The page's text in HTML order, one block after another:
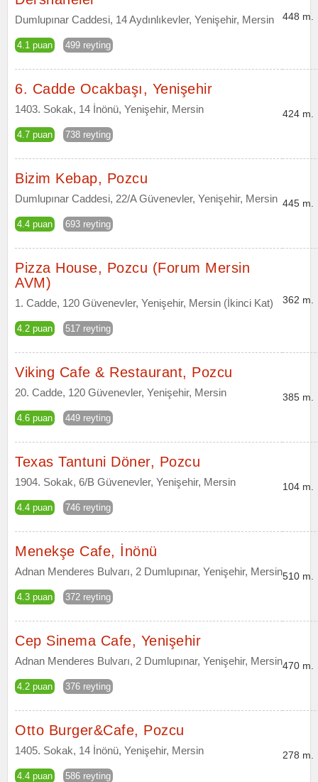
Dumlupınar Caddesi, 14 Aydınlıkevler, Yenişehir, Mersin
4.1 puan 499 reyting
448 m.
6. Cadde Ocakbaşı, Yenişehir
1403. Sokak, 14 İnönü, Yenişehir, Mersin
4.7 puan 738 reyting
424 m.
Bizim Kebap, Pozcu
Dumlupınar Caddesi, 22/A Güvenevler, Yenişehir, Mersin
4.4 puan 693 reyting
445 m.
Pizza House, Pozcu (Forum Mersin
AVM)
1. Cadde, 120 Güvenevler, Yenişehir, Mersin (İkinci Kat)
4.2 puan 517 reyting
362 m.
Viking Cafe & Restaurant, Pozcu
20. Cadde, 120 Güvenevler, Yenişehir, Mersin
4.6 puan 449 reyting
385 m.
Texas Tantuni Döner, Pozcu
1904. Sokak, 6/B Güvenevler, Yenişehir, Mersin
4.4 puan 746 reyting
104 m.
Menekşe Cafe, İnönü
Adnan Menderes Bulvarı, 2 Dumlupınar, Yenişehir, Mersin
4.3 puan 372 reyting
510 m.
Cep Sinema Cafe, Yenişehir
Adnan Menderes Bulvarı, 2 Dumlupınar, Yenişehir, Mersin
4.2 puan 376 reyting
470 m.
Otto Burger&Cafe, Pozcu
1405. Sokak, 14 İnönü, Yenişehir, Mersin
4.4 puan 586 reyting
278 m.